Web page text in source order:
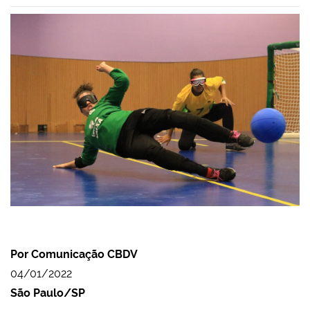
Por Comunicação CBDV
04/01/2022
São Paulo/SP